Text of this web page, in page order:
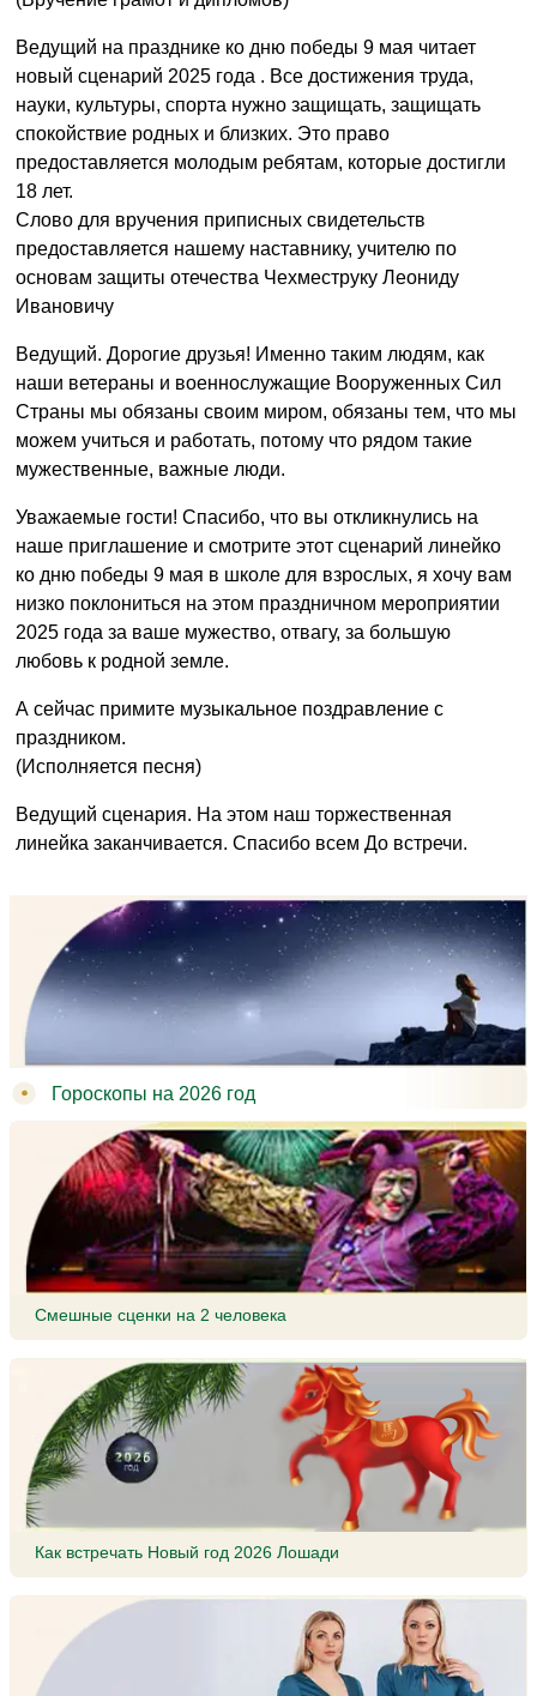
Ведущий на празднике ко дню победы 9 мая читает
новый сценарий 2025 года . Все достижения труда,
науки, культуры, спорта нужно защищать, защищать
спокойствие родных и близких. Это право
предоставляется молодым ребятам, которые достигли
18 лет.
Слово для вручения приписных свидетельств
предоставляется нашему наставнику, учителю по
основам защиты отечества Чехместруку Леониду
Ивановичу
Ведущий. Дорогие друзья! Именно таким людям, как
наши ветераны и военнослужащие Вооруженных Сил
Страны мы обязаны своим миром, обязаны тем, что мы
можем учиться и работать, потому что рядом такие
мужественные, важные люди.
Уважаемые гости! Спасибо, что вы откликнулись на
наше приглашение и смотрите этот сценарий линейко
ко дню победы 9 мая в школе для взрослых, я хочу вам
низко поклониться на этом праздничном мероприятии
2025 года за ваше мужество, отвагу, за большую
любовь к родной земле.
А сейчас примите музыкальное поздравление с
праздником.
(Исполняется песня)
Ведущий сценария. На этом наш торжественная
линейка заканчивается. Спасибо всем До встречи.
Гороскопы на 2026 год
Смешные сценки на 2 человека
Как встречать Новый год 2026 Лошади